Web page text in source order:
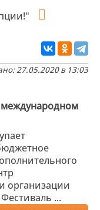
27.05.2020 в 13:03
организации
...